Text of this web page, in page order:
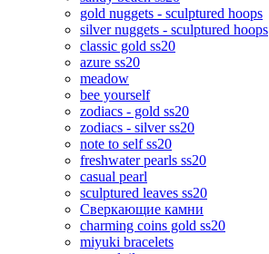
gold nuggets - sculptured hoops
silver nuggets - sculptured hoops
classic gold ss20
azure ss20
meadow
bee yourself
zodiacs - gold ss20
zodiacs - silver ss20
note to self ss20
freshwater pearls ss20
casual pearl
sculptured leaves ss20
Сверкающие камни
charming coins gold ss20
miyuki bracelets